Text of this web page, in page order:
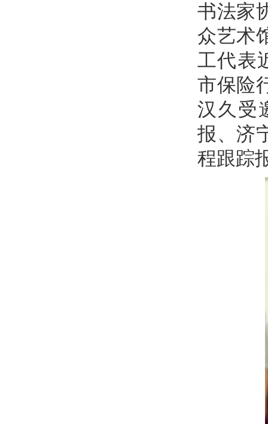
书法家
众艺术
工代表
市保险
汉久受
报、济
程跟踪